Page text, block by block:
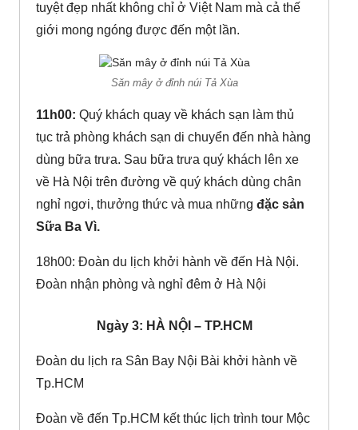
tuyệt đẹp nhất không chỉ ở Việt Nam mà cả thế
giới mong ngóng được đến một lần.
Săn mây ở đỉnh núi Tả Xùa
11h00: Quý khách quay về khách sạn làm thủ
tục trả phòng khách sạn di chuyển đến nhà hàng
dùng bữa trưa. Sau bữa trưa quý khách lên xe
về Hà Nội trên đường về quý khách dùng chân
nghỉ ngơi, thưởng thức và mua những đặc sản
Sữa Ba Vì.
18h00: Đoàn du lịch khởi hành về đến Hà Nội.
Đoàn nhận phòng và nghỉ đêm ở Hà Nội
Ngày 3: HÀ NỘI – TP.HCM
Đoàn du lịch ra Sân Bay Nội Bài khởi hành về
Tp.HCM
Đoàn về đến Tp.HCM kết thúc lịch trình tour Mộc